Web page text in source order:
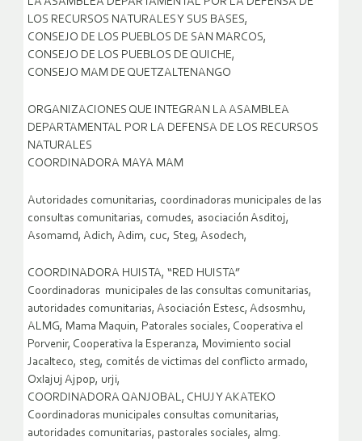
LOS RECURSOS NATURALES Y SUS BASES,
CONSEJO DE LOS PUEBLOS DE SAN MARCOS,
CONSEJO DE LOS PUEBLOS DE QUICHE,
CONSEJO MAM DE QUETZALTENANGO
ORGANIZACIONES QUE INTEGRAN LA ASAMBLEA
DEPARTAMENTAL POR LA DEFENSA DE LOS RECURSOS
NATURALES
COORDINADORA MAYA MAM
Autoridades comunitarias, coordinadoras municipales de las
consultas comunitarias, comudes, asociación Asditoj,
Asomamd, Adich, Adim, cuc, Steg, Asodech,
COORDINADORA HUISTA, “RED HUISTA”
Coordinadoras municipales de las consultas comunitarias,
autoridades comunitarias, Asociación Estesc, Adsosmhu,
ALMG, Mama Maquin, Patorales sociales, Cooperativa el
Porvenir, Cooperativa la Esperanza, Movimiento social
Jacalteco, steg, comités de victimas del conflicto armado,
Oxlajuj Ajpop, urji,
COORDINADORA QANJOBAL, CHUJ Y AKATEKO
Coordinadoras municipales consultas comunitarias,
autoridades comunitarias, pastorales sociales, almg.